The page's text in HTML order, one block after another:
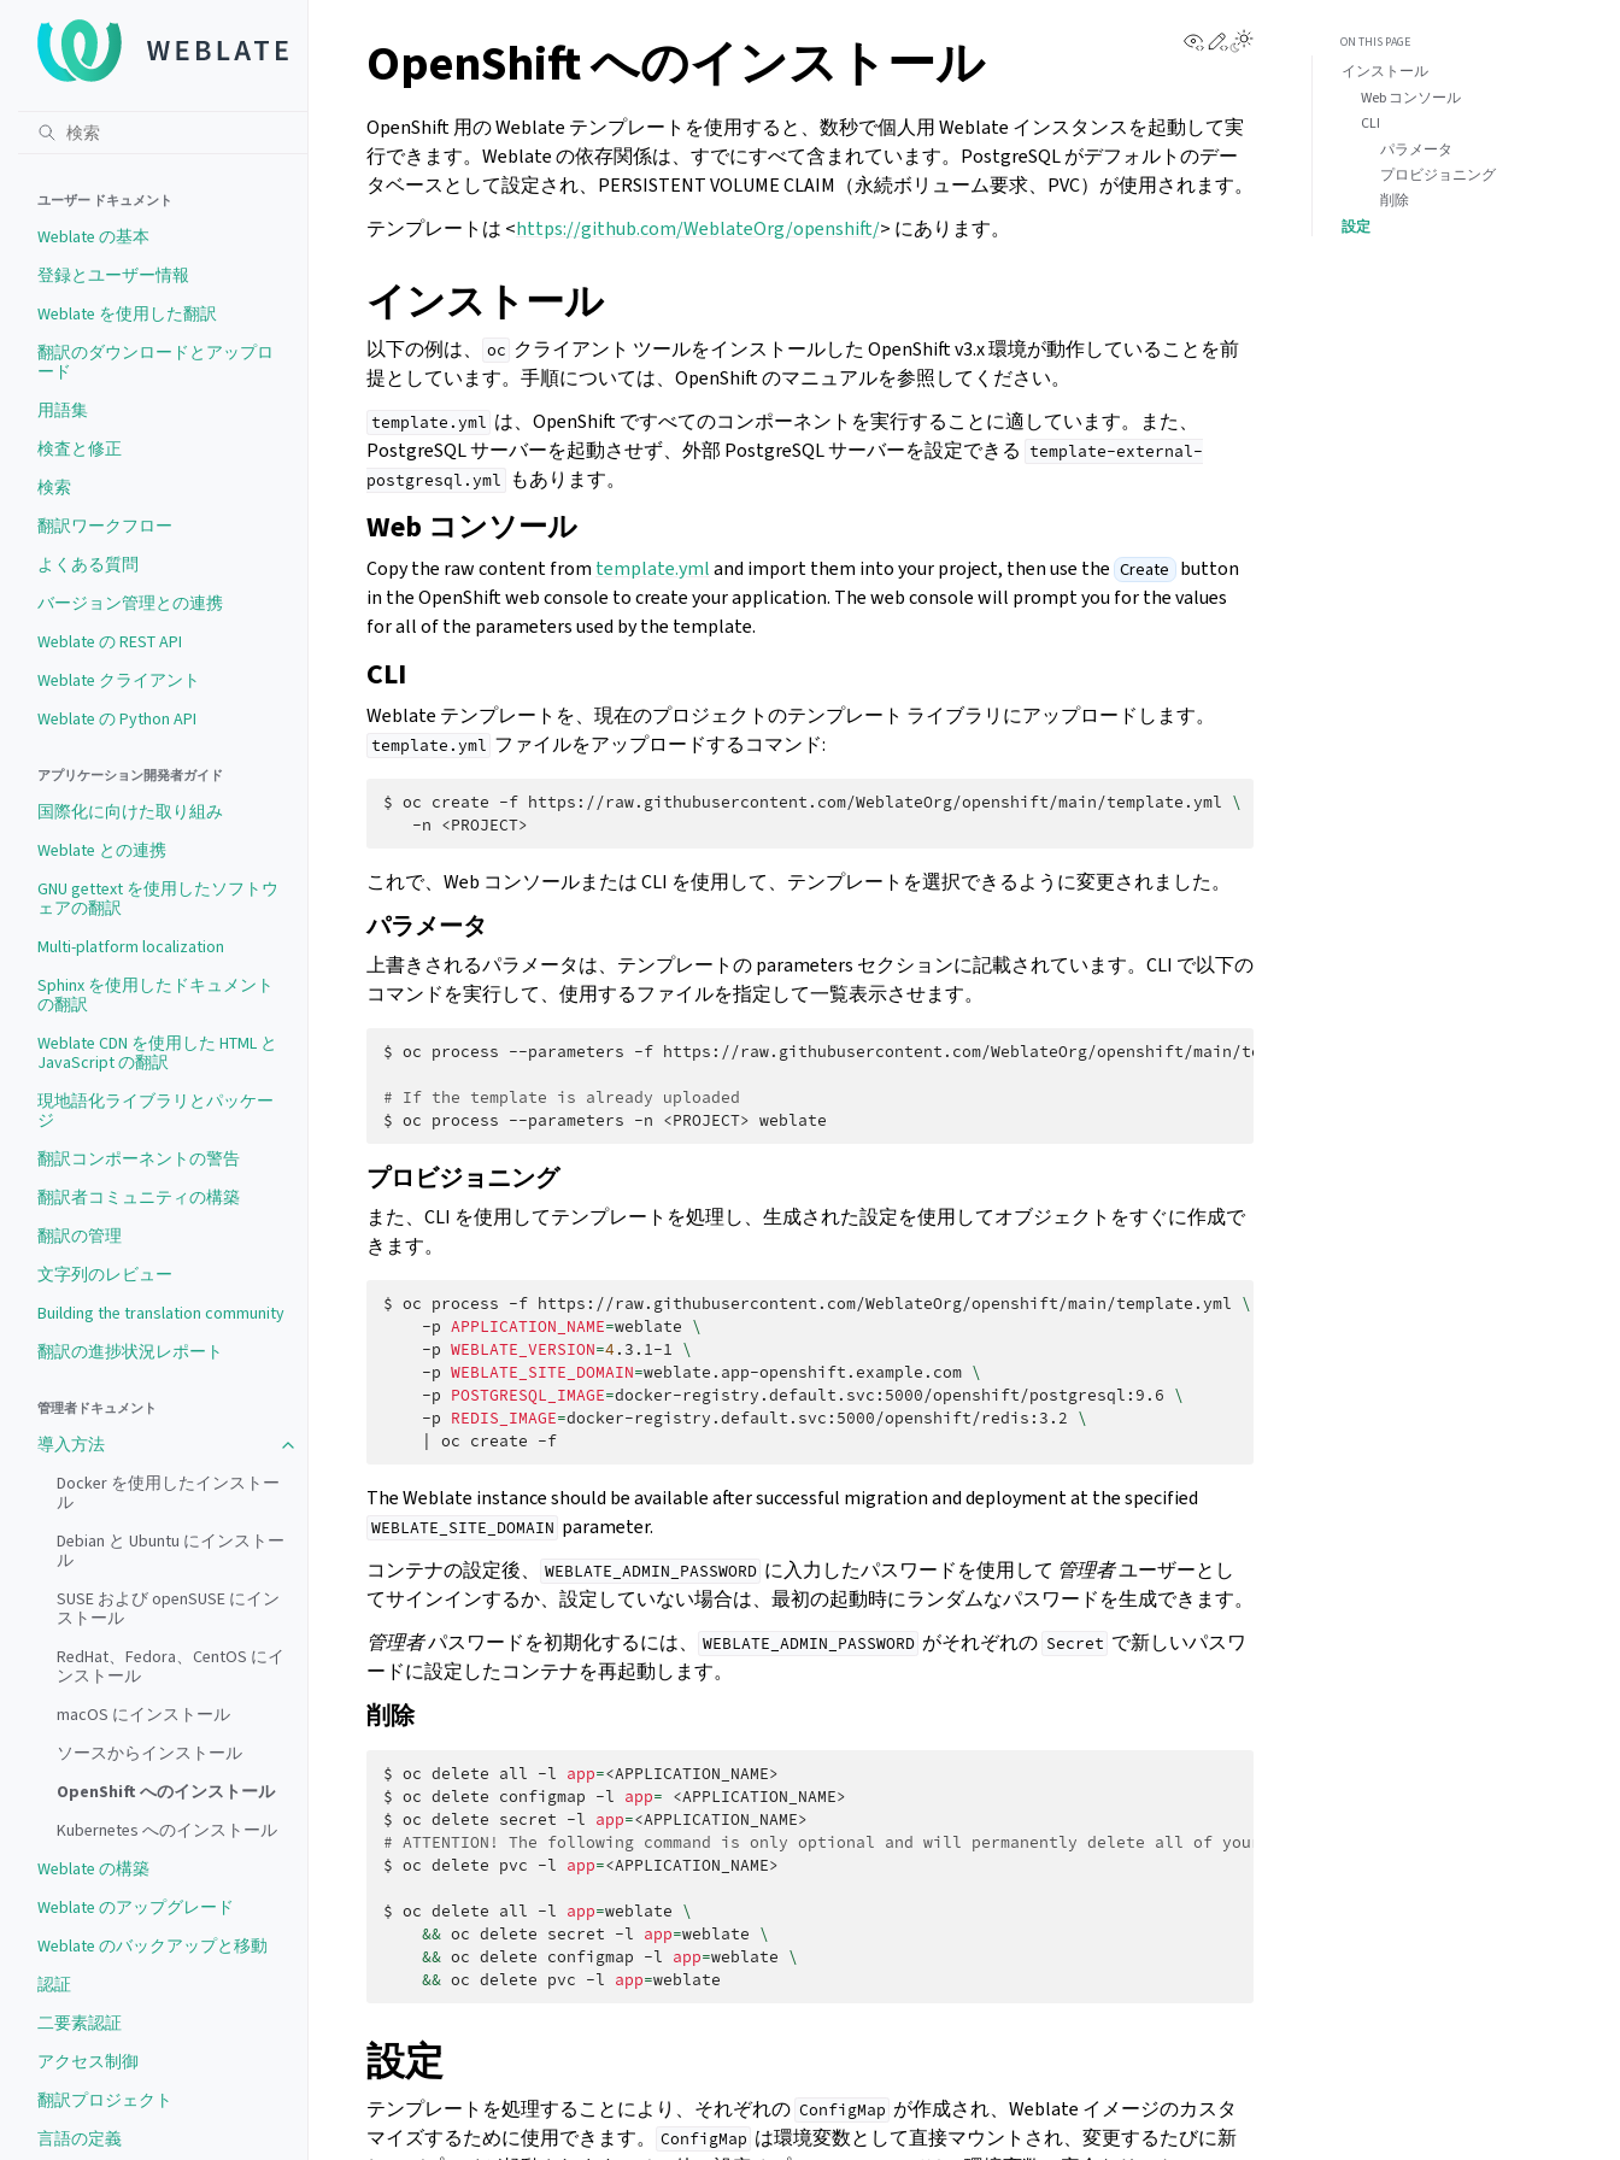
ユーザー ドキュメント
Weblate の基本
登録とユーザー情報
Weblate を使用した翻訳
翻訳のダウンロードとアップロ
ード
用語集
検査と修正
検索
翻訳ワークフロー
よくある質問
バージョン管理との連携
Weblate の REST API
Weblate クライアント
Weblate の Python API
アプリケーション開発者ガイド
国際化に向けた取り組み
Weblate との連携
GNU gettext を使用したソフトウ
ェアの翻訳
Multi-platform localization
Sphinx を使用したドキュメント
の翻訳
Weblate CDN を使用した HTML と
JavaScript の翻訳
現地語化ライブラリとパッケー
ジ
翻訳コンポーネントの警告
翻訳者コミュニティの構築
翻訳の管理
文字列のレビュー
Building the translation community
翻訳の進捗状況レポート
管理者ドキュメント
導入方法
Toggle navigation of 導入方法
Docker を使用したインストー
ル
Debian と Ubuntu にインストー
ル
SUSE および openSUSE にイン
ストール
RedHat、Fedora、CentOS にイ
ンストール
macOS にインストール
ソースからインストール
OpenShift へのインストール
Kubernetes へのインストール
Weblate の構築
Weblate のアップグレード
Weblate のバックアップと移動
認証
二要素認証
アクセス制御
翻訳プロジェクト
言語の定義
View this page
Edit this page
Toggle Light / Dark / Auto color theme
OpenShift へのインストール
OpenShift 用の Weblate テンプレートを使用すると、数秒で個人用 Weblate インスタンスを起動して実
行できます。Weblate の依存関係は、すでにすべて含まれています。PostgreSQL がデフォルトのデー
タベースとして設定され、PERSISTENT VOLUME CLAIM（永続ボリューム要求、PVC）が使用されます。
テンプレートは <https://github.com/WeblateOrg/openshift/> にあります。
インストール
以下の例は、 oc クライアント ツールをインストールした OpenShift v3.x 環境が動作していることを前
提としています。手順については、OpenShift のマニュアルを参照してください。
template.yml は、OpenShift ですべてのコンポーネントを実行することに適しています。また、
PostgreSQL サーバーを起動させず、外部 PostgreSQL サーバーを設定できる template-external-
postgresql.yml
もあります。
Web コンソール
Copy the raw content from template.ymland import them into your project, then use the Create button
in the OpenShift web console to create your application. The web console will prompt you for the values
for all of the parameters used by the template.
CLI
Weblate テンプレートを、現在のプロジェクトのテンプレート ライブラリにアップロードします。
template.yml ファイルをアップロードするコマンド:
$ oc create -f https://raw.githubusercontent.com/WeblateOrg/openshift/main/template.yml \
-n
これで、Web コンソールまたは CLI を使用して、テンプレートを選択できるように変更されました。
パラメータ
上書きされるパラメータは、テンプレートの parameters セクションに記載されています。CLI で以下の
コマンドを実行して、使用するファイルを指定して一覧表示させます。
$ oc process --parameters -f https://raw.githubusercontent.com/WeblateOrg/openshift/main/template.yml
# If the template is already uploaded
$ oc process --parameters -n <PROJECT>
プロビジョニング
また、CLI を使用してテンプレートを処理し、生成された設定を使用してオブジェクトをすぐに作成で
きます。
$ oc process -f https://raw.githubusercontent.com/WeblateOrg/openshift/main/template.yml \
-p APPLICATION_NAME=weblate \
-p WEBLATE_VERSION=4 .3.1-1 \
-p WEBLATE_SITE_DOMAIN=weblate.app-openshift.example.com \
-p POSTGRESQL_IMAGE=docker-registry.default.svc:5000/openshift/postgresql:9.6 \
-p REDIS_IMAGE=docker-registry.default.svc:5000/openshift/redis:3.2 \
oc create
The Weblate instance should be available after successful migration and deployment at the specified
WEBLATE_SITE_DOMAIN parameter.
コンテナの設定後、
WEBLATE_ADMIN_PASSWORD に入力したパスワードを使用して 管理者ユーザーとし
てサインインするか、設定していない場合は、最初の起動時にランダムなパスワードを生成できます。
管理者パスワードを初期化するには、 WEBLATE_ADMIN_PASSWORD がそれぞれの Secret で新しいパスワ
ードに設定したコンテナを再起動します。
削除
$ oc delete all -l app=<APPLICATION_NAME>
$ oc delete configmap -l app= <APPLICATION_NAME>
$ oc delete secret -l app=
# ATTENTION! The following command is only optional and will permanently delete all of your data.
$ oc delete pvc -l app=<APPLICATION_NAME>
$ oc delete all -l app=weblate \
&& oc delete secret -l app=weblate \
&& oc delete configmap -l app=weblate \
&& oc delete pvc -l app=
設定
テンプレートを処理することにより、それぞれの ConfigMap が作成され、Weblate イメージのカスタ
マイズするために使用できます。
ConfigMap は環境変数として直接マウントされ、変更するたびに新
ON THIS PAGE
インストール
Web コンソール
CLI
パラメータ
プロビジョニング
削除
設定